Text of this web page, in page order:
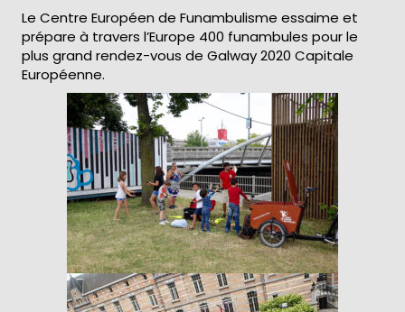
Le Centre Européen de Funambulisme essaime et
prépare à travers l’Europe 400 funambules pour le
plus grand rendez-vous de Galway 2020 Capitale
Européenne.